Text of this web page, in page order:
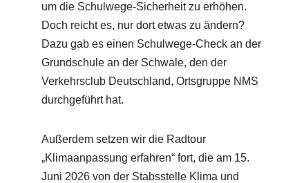
um die Schulwege-Sicherheit zu erhöhen.
Doch reicht es, nur dort etwas zu ändern?
Dazu gab es einen Schulwege-Check an der
Grundschule an der Schwale, den der
Verkehrsclub Deutschland, Ortsgruppe NMS
durchgeführt hat.
Außerdem setzen wir die Radtour
„Klimaanpassung erfahren“ fort, die am 15.
Juni 2026 von der Stabsstelle Klima und